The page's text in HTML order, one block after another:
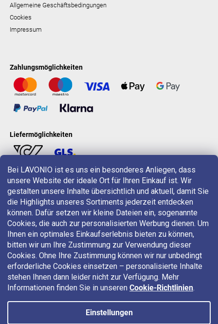
Bei LAVONIO ist es uns ein besonderes Anliegen, dass
unsere Website der ideale Ort für Ihren Einkauf ist. Wir
gestalten unsere Inhalte übersichtlich und aktuell, damit Sie
die Highlights unseres Sortiments jederzeit entdecken
können. Dafür setzen wir kleine Dateien ein, sogenannte
Cookies, die auch zur personalisierten Werbung dienen. Um
Ihnen ein optimales Einkaufserlebnis bieten zu können,
bitten wir um Ihre Zustimmung zur Verwendung dieser
Cookies. Ohne Ihre Zustimmung können wir nur unbedingt
erforderliche Cookies einsetzen – personalisierte Inhalte
stehen Ihnen dann leider nicht zur Verfügung. Mehr
Informationen finden Sie in unseren Cookie-Richtlinien.
Einstellungen
Allgemeine Geschäftsbedingungen
Cookies
Impressum
Zahlungsmöglichkeiten
Liefermöglichkeiten
LAVONIO in der Welt
Für Aktionen, Gewinnspiele und Rabatte folgen Sie uns auf: